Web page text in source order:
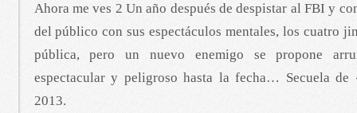
Ahora me ves 2 Un año después de despistar al FBI y
del público con sus espectáculos mentales, los cuatro
pública, pero un nuevo enemigo se propone
espectacular y peligroso hasta la fecha… Secuela de
2013.